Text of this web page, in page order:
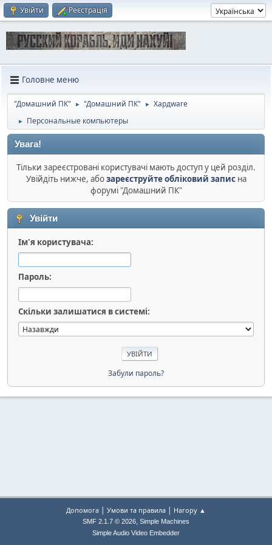
Увійти Реєстрація
Головне меню
"Домашний ПК" ► "Домашний ПК" ► Хардware
► Персональные компьютеры
Увага!
Тільки зареєстровані користувачі мають доступ у цей розділ.
Увійдіть нижче, абозареєструйте обліковий записна
форумі "Домашний ПК"
Увійти
Ім'я користувача:
Пароль:
Скільки залишатися в системі:
Забули пароль?
Допомога | Умови та правила | Нагору ▲
SMF 2.1.7 © 2026, Simple Machines
Simple Audio Video Embedder